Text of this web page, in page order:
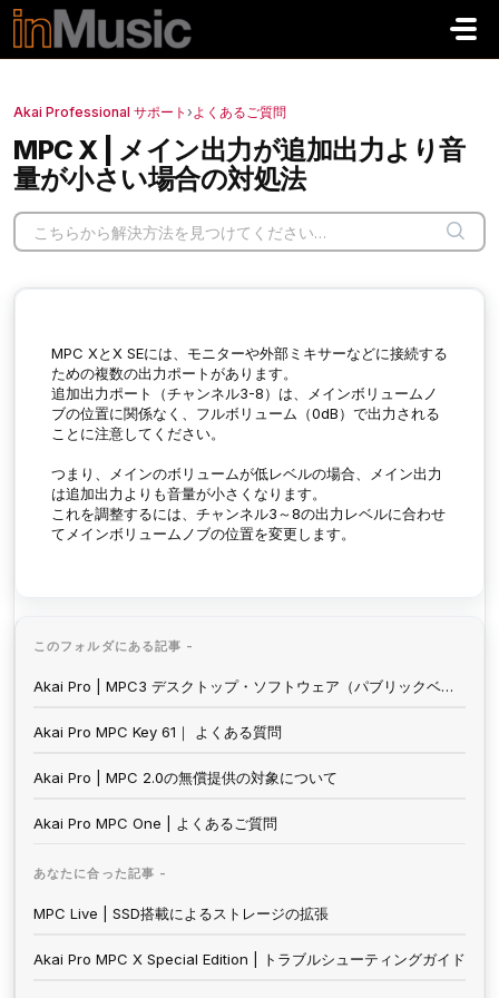
メインコンテンツに移動
Akai Professional サポート ›よくあるご質問
MPC X | メイン出力が追加出力より音
量が小さい場合の対処法
MPC XとX SEには、モニターや外部ミキサーなどに接続する
ための複数の出力ポートがあります。
追加出力ポート（チャンネル3-8）は、メインボリュームノ
ブの位置に関係なく、フルボリューム（0dB）で出力される
ことに注意してください。
つまり、メインのボリュームが低レベルの場合、メイン出力
は追加出力よりも音量が小さくなります。
これを調整するには、チャンネル3～8の出力レベルに合わせ
てメインボリュームノブの位置を変更します。
このフォルダにある記事 -
Akai Pro | MPC3 デスクトップ・ソフトウェア（パブリックベータ版） - よくあるご質問
Akai Pro MPC Key 61｜ よくある質問
Akai Pro | MPC 2.0の無償提供の対象について
Akai Pro MPC One | よくあるご質問
あなたに合った記事 -
MPC Live | SSD搭載によるストレージの拡張
Akai Pro MPC X Special Edition | トラブルシューティングガイド